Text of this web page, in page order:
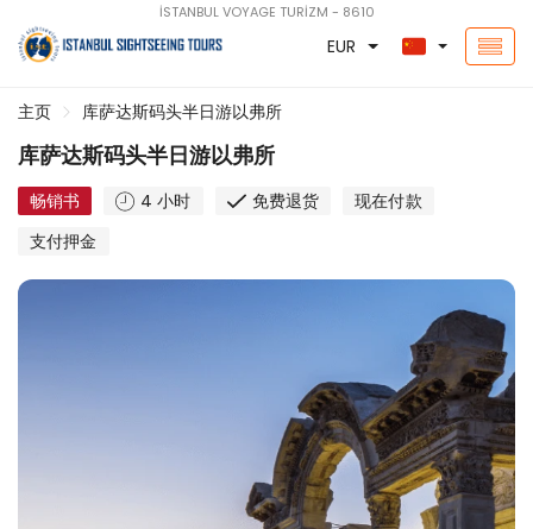
İSTANBUL VOYAGE TURİZM - 8610
EUR
主页 库萨达斯码头半日游以弗所
库萨达斯码头半日游以弗所
畅销书 4 小时 免费退货
现在付款
支付押金